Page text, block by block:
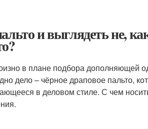
и выглядеть не,
в плане подбора дополняющей
дело – чёрное драповое пальто,
в деловом стиле. С чем